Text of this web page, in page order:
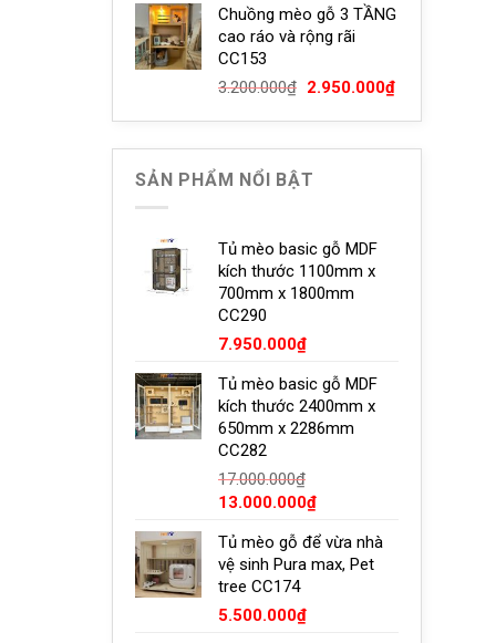
hư hỏng trong quá trình vận chuyển.
là:
9.000.000₫.
tại
Chuồng mèo gỗ 3 TẦNG
cao ráo và rộng rãi
CC153
3.200.000₫ Giá
3.200.000₫.
2.950.000₫Giá
là:
SẢN PHẨM NỔI BẬT
Tủ mèo basic gỗ MDF
kích thước 1100mm x
700mm x 1800mm
CC290
7.950.000₫
Tủ mèo basic gỗ MDF
kích thước 2400mm x
650mm x 2286mm
CC282
17.000.000₫
Giá
là:
17.000.000₫.
13.000.000₫Giá
tại
là:
Tủ mèo gỗ để vừa nhà
vệ sinh Pura max, Pet
tree CC174
5.500.000₫